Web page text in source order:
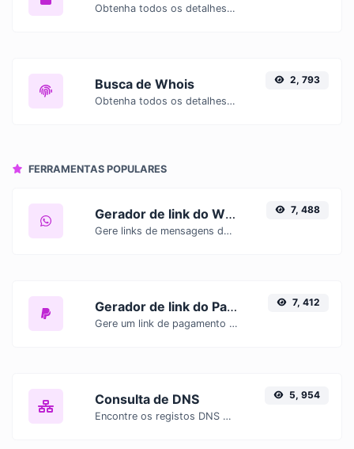
Obtenha todos os detalhes possíveis sobre um certificado SSL.
Busca de Whois
Obtenha todos os detalhes possíveis sobre um nome de domínio.
2, 793
FERRAMENTAS POPULARES
Gerador de link do WhatsApp
Gere links de mensagens do WhatsApp com facilidade.
7, 488
Gerador de link do PayPal
Gere um link de pagamento do PayPal com facilidade.
7, 412
Consulta de DNS
Encontre os registos DNS A, AAAA, CNAME, MX, NS, TXT, SOA de um host.
5, 954